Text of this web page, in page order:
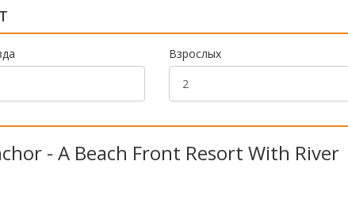
Взрослых
- A Beach Front Resort With River